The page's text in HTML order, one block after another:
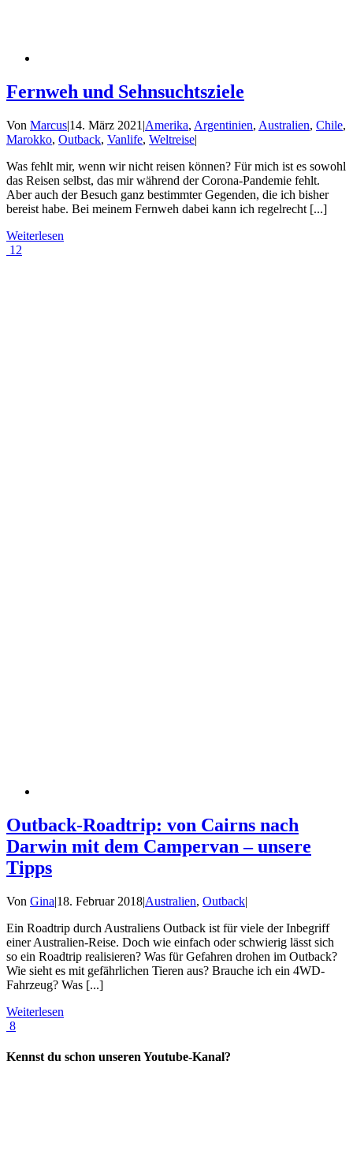
Fernweh und Sehnsuchtsziele
Von Marcus|14. März 2021 |Amerika, Argentinien, Australien, Chile,
Marokko, Outback, Vanlife, Weltreise|
Was fehlt mir, wenn wir nicht reisen können? Für mich ist es sowohl
das Reisen selbst, das mir während der Corona-Pandemie fehlt.
Aber auch der Besuch ganz bestimmter Gegenden, die ich bisher
bereist habe. Bei meinem Fernweh dabei kann ich regelrecht [...]
Weiterlesen
12
Outback-Roadtrip: von Cairns nach
Darwin mit dem Campervan – unsere
Tipps
Von Gina|18. Februar 2018|Australien, Outback|
Ein Roadtrip durch Australiens Outback ist für viele der Inbegriff
einer Australien-Reise. Doch wie einfach oder schwierig lässt sich
so ein Roadtrip realisieren? Was für Gefahren drohen im Outback?
Wie sieht es mit gefährlichen Tieren aus? Brauche ich ein 4WD-
Fahrzeug? Was [...]
Weiterlesen
8
Kennst du schon unseren Youtube-Kanal?